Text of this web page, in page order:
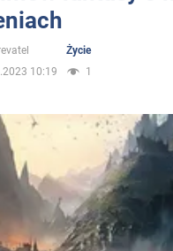
Ukrainie
Życie
10:19
1